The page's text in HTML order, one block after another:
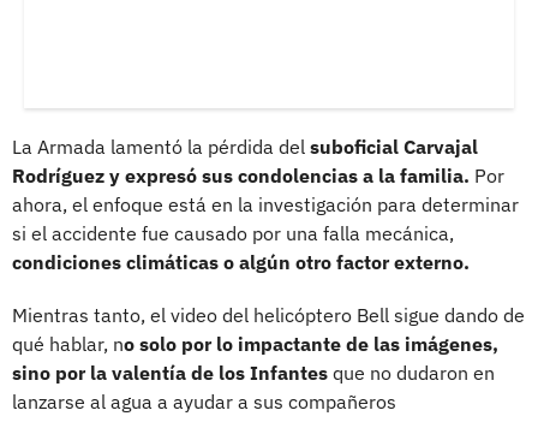
La Armada lamentó la pérdida del suboficial Carvajal
Rodríguez y expresó sus condolencias a la familia. Por
ahora, el enfoque está en la investigación para determinar
si el accidente fue causado por una falla mecánica,
condiciones climáticas o algún otro factor externo.
Mientras tanto, el video del helicóptero Bell sigue dando de
qué hablar, no solo por lo impactante de las imágenes,
sino por la valentía de los Infantes que no dudaron en
lanzarse al agua a ayudar a sus compañeros